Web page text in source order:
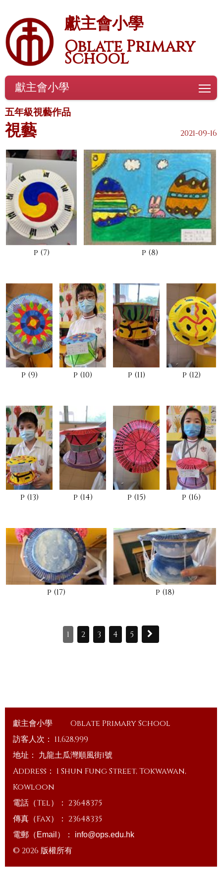
獻主會小學
Oblate Primary
School
獻主會小學
五年級視藝作品
視藝 2021-09-16
p (7) p (8)
p (9) p (10) p (11) p (12)
p (13) p (14) p (15) p (16)
p (17) p (18)
1 2 3 4 5
獻主會小學
Oblate Primary School
訪客人次： 11,628,999
地址： 九龍土瓜灣順風街1號
Address： 1 Shun Fung Street, Tokwawan,
Kowloon
電話（Tel）： 23648375
傳真（Fax）： 23648335
電郵（Email）： info@ops.edu.hk
© 2026 版權所有